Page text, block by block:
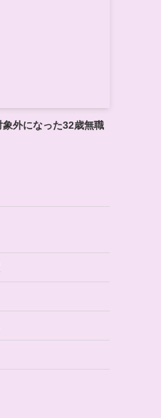
外になった32歳無職